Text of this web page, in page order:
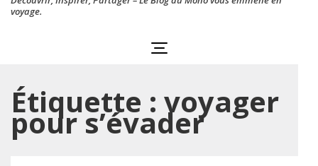
voyage.
Étiquette : voyager
pour s’évader